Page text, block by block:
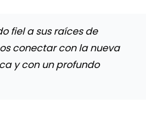
fiel a sus raíces de
conectar con la nueva
y con un profundo